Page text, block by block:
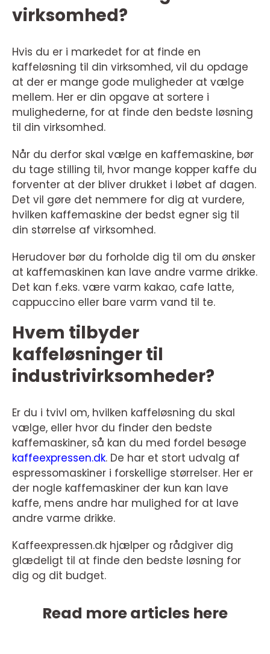
virksomhed?
Hvis du er i markedet for at finde en
kaffeløsning til din virksomhed, vil du opdage
at der er mange gode muligheder at vælge
mellem. Her er din opgave at sortere i
mulighederne, for at finde den bedste løsning
til din virksomhed.
Når du derfor skal vælge en kaffemaskine, bør
du tage stilling til, hvor mange kopper kaffe du
forventer at der bliver drukket i løbet af dagen.
Det vil gøre det nemmere for dig at vurdere,
hvilken kaffemaskine der bedst egner sig til
din størrelse af virksomhed.
Herudover bør du forholde dig til om du ønsker
at kaffemaskinen kan lave andre varme drikke.
Det kan f.eks. være varm kakao, cafe latte,
cappuccino eller bare varm vand til te.
Hvem tilbyder
kaffeløsninger til
industrivirksomheder?
Er du i tvivl om, hvilken kaffeløsning du skal
vælge, eller hvor du finder den bedste
kaffemaskiner, så kan du med fordel besøge
kaffeexpressen.dk. De har et stort udvalg af
espressomaskiner i forskellige størrelser. Her er
der nogle kaffemaskiner der kun kan lave
kaffe, mens andre har mulighed for at lave
andre varme drikke.
Kaffeexpressen.dk hjælper og rådgiver dig
glædeligt til at finde den bedste løsning for
dig og dit budget.
Read more articles here